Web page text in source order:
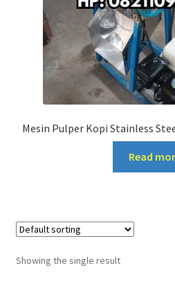
Mesin Pulper Kopi Stainless
Read
Showing the single result